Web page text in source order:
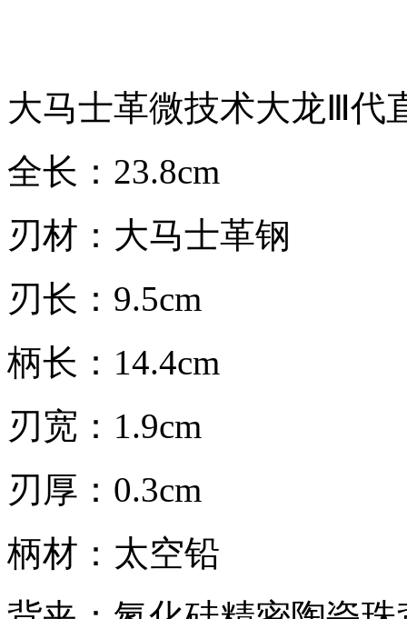
大马士革微技术大龙Ⅲ代
全长：23.8cm
刃材：大马士革钢
刃长：9.5cm
柄长：14.4cm
刃宽：1.9cm
刃厚：0.3cm
柄材：太空铅